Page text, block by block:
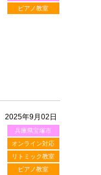
ピアノ教室
2025年9月02日
兵庫県宝塚市
オンライン対応
リトミック教室
ピアノ教室